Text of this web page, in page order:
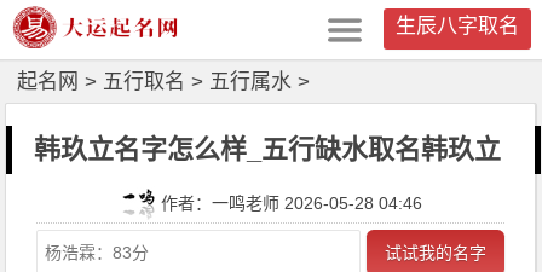
生辰八字取名
起名网 > 五行取名 > 五行属水 >
韩玖立名字怎么样_五行缺水取名韩玖立
作者：一鸣老师 2026-05-28 04:46
试试我的名字